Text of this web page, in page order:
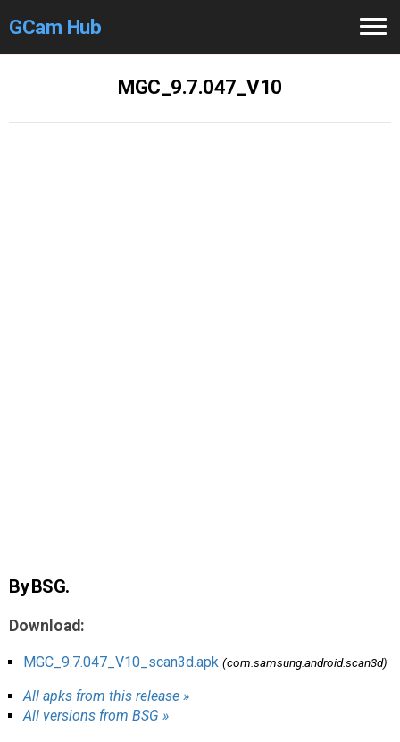
GCam Hub
MGC_9.7.047_V10
By BSG.
Download:
MGC_9.7.047_V10_scan3d.apk (com.samsung.android.scan3d)
All apks from this release »
All versions from BSG »